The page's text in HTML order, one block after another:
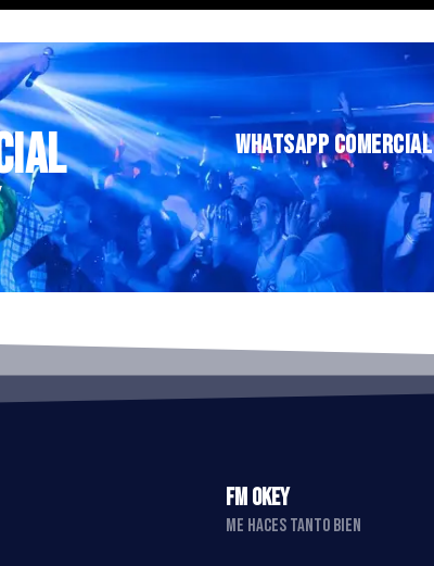
WHATSAPP COMERCIAL
FM OKEY
ME HACES TANTO BIEN